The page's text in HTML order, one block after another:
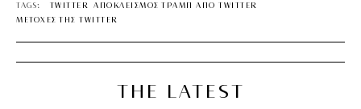
TAGS: TWITTER
ΑΠΟΚΛΕΙΣΜΟΣ ΤΡΑΜΠ ΑΠΟ TWITTER
ΜΕΤΟΧΕΣ ΤΗΣ TWITTER
THE LATEST